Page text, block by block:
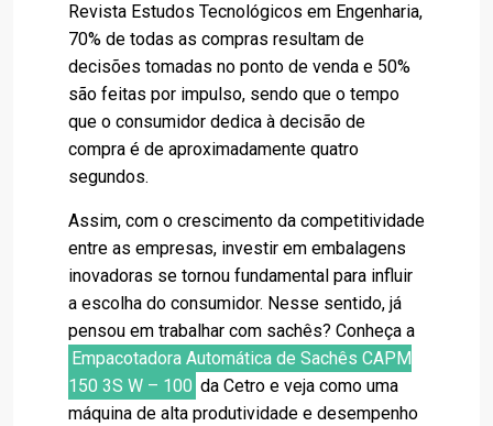
Revista Estudos Tecnológicos em Engenharia,
70% de todas as compras resultam de
decisões tomadas no ponto de venda e 50%
são feitas por impulso, sendo que o tempo
que o consumidor dedica à decisão de
compra é de aproximadamente quatro
segundos.
Assim, com o crescimento da competitividade
entre as empresas, investir em embalagens
inovadoras se tornou fundamental para influir
a escolha do consumidor. Nesse sentido, já
pensou em trabalhar com sachês? Conheça a
Empacotadora Automática de Sachês CAPM
150 3S W – 100 da Cetro e veja como uma
máquina de alta produtividade e desempenho